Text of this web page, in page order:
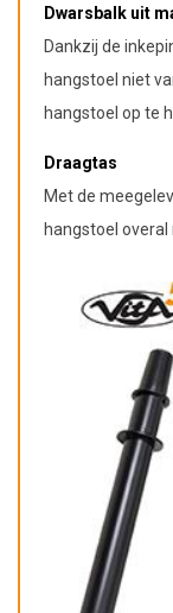
Dwarsbalk uit
Dankzij de
hangstoel niet
hangstoel op te
Draagtas
Met de
hangstoel